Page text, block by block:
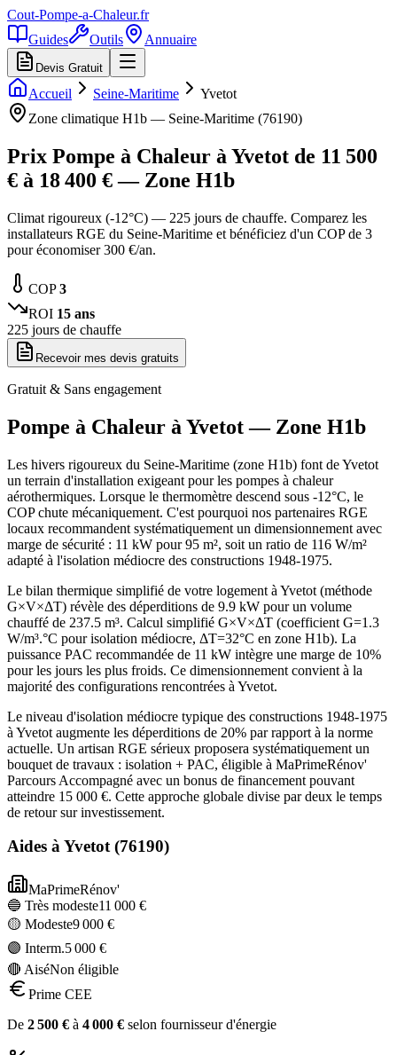
Cout-Pompe-a-Chaleur.fr
Guides
Outils Annuaire
Devis Gratuit
Accueil Seine-Maritime
Yvetot
Zone climatique H1b — Seine-Maritime (76190)
Prix Pompe à Chaleur à Yvetot de 11 500
€ à 18 400 € — Zone H1b
Climat rigoureux (-12°C) — 225 jours de chauffe. Comparez les
installateurs RGE du Seine-Maritime et bénéficiez d'un COP de 3
pour économiser 300 €/an.
COP3
ROI 15 ans
225 jours de chauffe
Recevoir mes devis gratuits
Gratuit & Sans engagement
Pompe à Chaleur à Yvetot— Zone H1b
Les hivers rigoureux du Seine-Maritime (zone H1b) font de Yvetot
un terrain d'installation exigeant pour les pompes à chaleur
aérothermiques. Lorsque le thermomètre descend sous -12°C, le
COP chute mécaniquement. C'est pourquoi nos partenaires RGE
locaux recommandent systématiquement un dimensionnement avec
marge de sécurité : 11 kW pour 95 m², soit un ratio de 116 W/m²
adapté à l'isolation médiocre des constructions 1948-1975.
Le bilan thermique simplifié de votre logement à Yvetot (méthode
G×V×ΔT) révèle des déperditions de 9.9 kW pour un volume
chauffé de 237.5 m³. Calcul simplifié G×V×ΔT (coefficient G=1.3
W/m³.°C pour isolation médiocre, ΔT=32°C en zone H1b). La
puissance PAC recommandée de 11 kW intègre une marge de 10%
pour les jours les plus froids. Ce dimensionnement convient à la
majorité des configurations rencontrées à Yvetot.
Le niveau d'isolation médiocre typique des constructions 1948-1975
à Yvetot augmente les déperditions de 20% par rapport à la norme
actuelle. Un artisan RGE sérieux proposera systématiquement un
bouquet de travaux : isolation + PAC, éligible à MaPrimeRénov'
Parcours Accompagné avec un bonus de financement pouvant
atteindre 15 000 €. Cette approche globale divise par deux le temps
de retour sur investissement.
Aides àYvetot(76190)
MaPrimeRénov'
🔵 Très modeste11 000 €
🟡 Modeste9 000 €
🟣 Interm.5 000 €
🔴 AiséNon éligible
Prime CEE
De 2 500 € à 4 000 € selon fournisseur d'énergie